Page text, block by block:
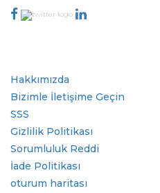
Hakkımızda
Bizimle İletişime Geçin
SSS
Gizlilik Politikası
Sorumluluk Reddi
İade Politikası
oturum haritası